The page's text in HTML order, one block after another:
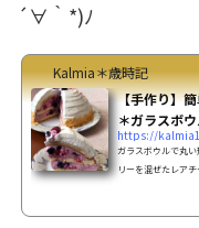
´∀｀*)ﾉ
Kalmia＊歳時記
【手作り】
＊ガラスボ
https://
ガラスボウルで丸
リーを混ぜたレア